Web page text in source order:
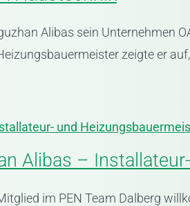
Alibas sein Unternehmen
zeigte er
und
Alibas –
im PEN Team Dalberg